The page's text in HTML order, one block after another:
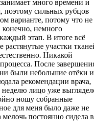
много времени и
поэтому сильных рубцов
варианте, потому что не
конечно, немного
этап. В итоге всё
участки
Никакой
После
были небольшие отёки и
рекомендации врача,
неделю лицо уже
ношу собранные
для меня было даже не
постоянно сидела в